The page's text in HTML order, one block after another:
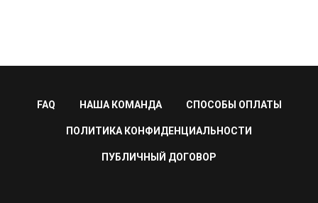
FAQ НАША КОМАНДА СПОСОБЫ ОПЛАТЫ
ПОЛИТИКА КОНФИДЕНЦИАЛЬНОСТИ
ПУБЛИЧНЫЙ ДОГОВОР